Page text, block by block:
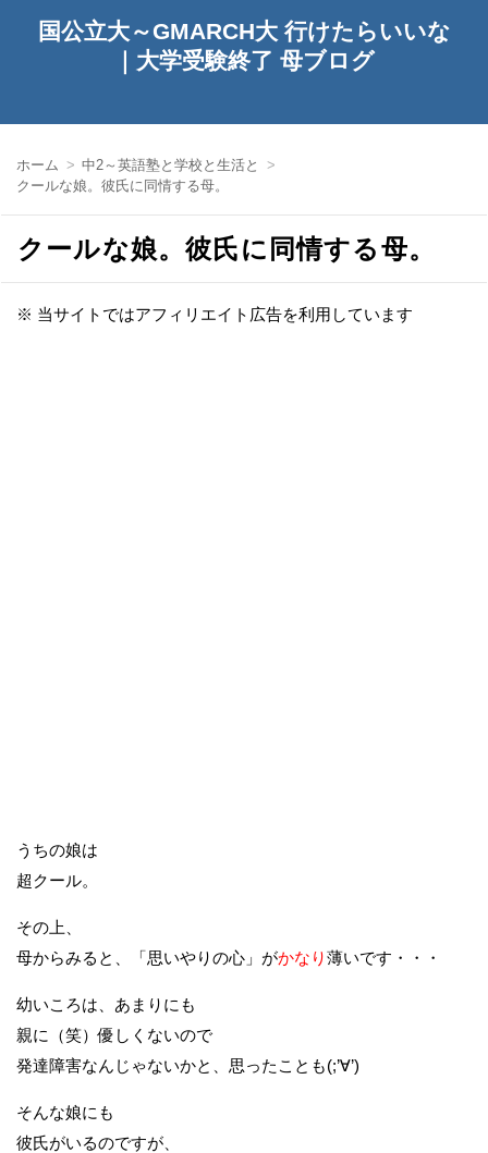
国公立大～GMARCH大 行けたらいいな
｜大学受験終了 母ブログ
ホーム
中2～英語塾と学校と生活と
クールな娘。彼氏に同情する母。
クールな娘。彼氏に同情する母。
※ 当サイトではアフィリエイト広告を利用しています
うちの娘は
超クール。
その上、
母からみると、「思いやりの心」がかなり薄いです・・・
幼いころは、あまりにも
親に（笑）優しくないので
発達障害なんじゃないかと、思ったことも(;’∀’)
そんな娘にも
彼氏がいるのですが、